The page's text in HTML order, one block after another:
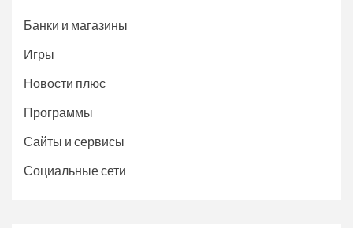
Банки и магазины
Игры
Новости плюс
Программы
Сайты и сервисы
Социальные сети